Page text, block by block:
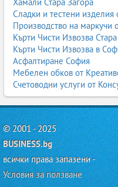
системи позволяват
разход на абразив и
по-екологичен и
Екологични
Все повече фирми
и стъклени перли,
могат да се
Системите за
използване на
отпадъците.
Автоматизирани
Сладки и тестени изделия
Производство на маркучи
Кърти Чисти Извозва
Кърти Чисти Извозва в
Асфалтиране София
Мебелен обков от
Счетоводни услуги от
© 2001 - 2025
BUSINESS.bg
всички права запазени -
Условия за ползване